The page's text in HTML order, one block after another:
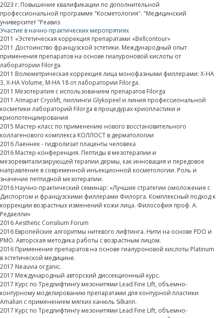
2023 г. Повышение квалификации по дополнительной
профессиональной программе "Косметология". "Медицинский
университет "Реавиз
Участие в начно-практических меропрятиях
2011 «Эстетическая коррекция препаратами «Bellcontour»
2011 Достоинство французской эстетики. Международный опыт
применения препаратов на основе гиалуроновой кислоты от
лаборатории Filorga.
2011 Волюметрическая коррекция лица монофазными филлерами: X-HA
3, X-HA Volume, M-HA 18 от лаборатории Filorga.
2011 Мезотерапия с использованием препаратов Filorga
2011 Аппарат Cryolift, пиллинги Glykopeel и линия профессиональной
косметики лабораторий Filorga в процедурах криопластики и
криопотенциирования
2015 Мастер-класс по применению нового восстановительного
коллагенового комплекса КОЛЛОСТ в дерматологии
2016 Лаеннек - гидролизат плаценты человека
2016 Мастер-конференция. Пептиды в мезотерапии и
мезоревитализирующей терапии дермы, как инновация и передовое
направление в современной инъекционной косметологии. Роль и
значение пептидной мезотерапии.
2016 Научно-практический семинар: «Лучшие стратегии омоложения с
Диспортом и французскими филлерами Филорга. Комплексный подход к
коррекции возрастных изменений кожи лица. Философия проф. А.
Редаелли»
2016 Aesthetic Consilium Forum
2016 Европейские алгоритмы нитевого лифтинга. Нити на основе PDO и
PMO. Авторская методика работы с возрастным лицом.
2016 Применение препаратов на основе гиалуроновой кислоты Platinum
в эстетической медицине.
2017 Neauvia organic.
2017 Международный авторский диссекционный курс.
2017 Курс по Тредлифтингу мезонитями Lead Fine Lift, объемно-
контурному моделированию препаратами для контурной пластики
Amalian с применением мягких канюль Silkann.
2017 Курс по Тредлифтингу мезонитями Lead Fine Lift, объемно-